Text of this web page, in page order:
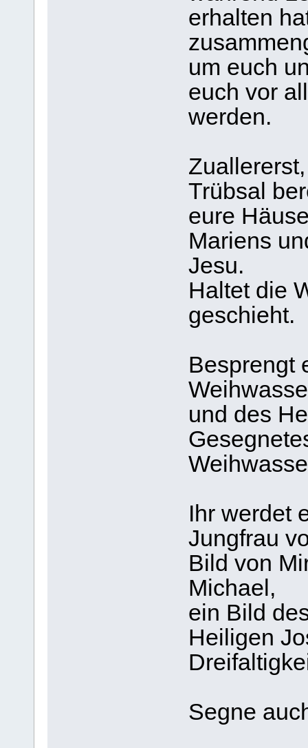
erhalten
um euch
euch vor
werden.
Trübsal
eure
Mariens
Jesu.
Haltet die
geschieht.
Besprengt
und des
Ihr werdet
Jungfrau
Bild von
Michael,
ein Bild
Heiligen
Segne